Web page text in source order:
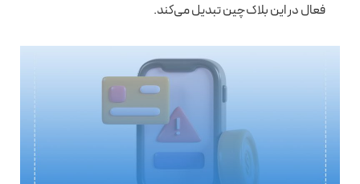
فعال در این بلاک‌چین تبدیل می‌کند.